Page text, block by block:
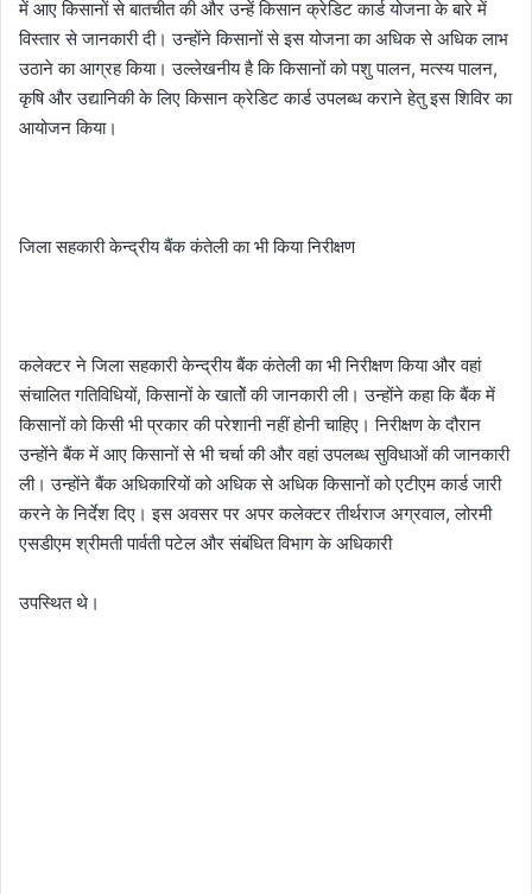
में आए किसानों से बातचीत की और उन्हें किसान क्रेडिट कार्ड योजना के बारे में
विस्तार से जानकारी दी। उन्होंने किसानों से इस योजना का अधिक से अधिक लाभ
उठाने का आग्रह किया। उल्लेखनीय है कि किसानों को पशु पालन, मत्स्य पालन,
कृषि और उद्यानिकी के लिए किसान क्रेडिट कार्ड उपलब्ध कराने हेतु इस शिविर का
आयोजन किया।
जिला सहकारी केन्द्रीय बैंक कंतेली का भी किया निरीक्षण
कलेक्टर ने जिला सहकारी केन्द्रीय बैंक कंतेली का भी निरीक्षण किया और वहां
संचालित गतिविधियों, किसानों के खातोें की जानकारी ली। उन्होंने कहा कि बैंक में
किसानों को किसी भी प्रकार की परेशानी नहीं होनी चाहिए। निरीक्षण के दौरान
उन्होंने बैंक में आए किसानों से भी चर्चा की और वहां उपलब्ध सुविधाओं की जानकारी
ली। उन्होंने बैंक अधिकारियों को अधिक से अधिक किसानों को एटीएम कार्ड जारी
करने के निर्देश दिए। इस अवसर पर अपर कलेक्टर तीर्थराज अग्रवाल, लोरमी
एसडीएम श्रीमती पार्वती पटेल और संबंधित विभाग के अधिकारी
उपस्थित थे।